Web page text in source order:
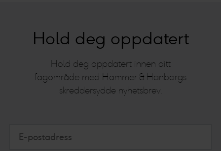
Hold deg oppdatert
Hold deg oppdatert innen ditt
fagområde med Hammer & Hanborgs
skreddersydde nyhetsbrev.
E-postadress